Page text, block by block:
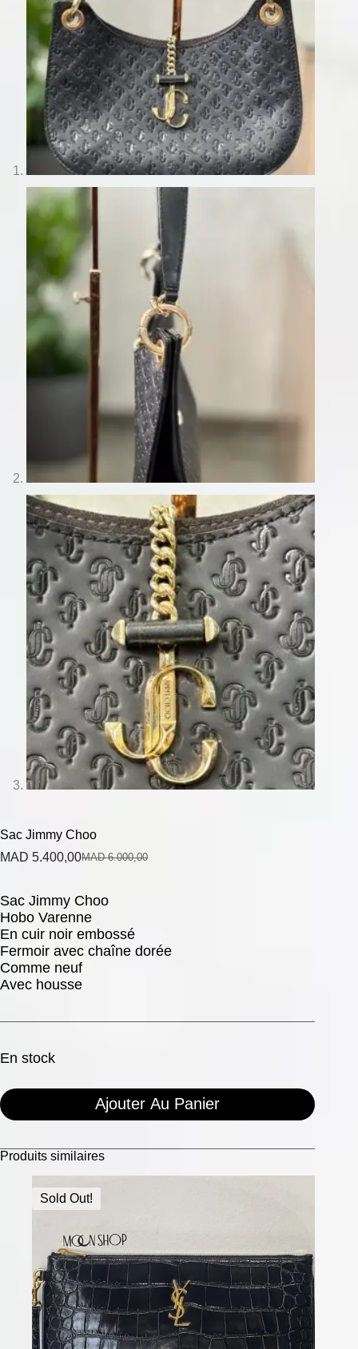
Sac Jimmy Choo
MAD6.000,00
MAD 5.400,00
Sac Jimmy Choo
Hobo Varenne
En cuir noir embossé
Fermoir avec chaîne dorée
Comme neuf
Avec housse
En stock
Ajouter Au Panier
Produits similaires
Sold Out!